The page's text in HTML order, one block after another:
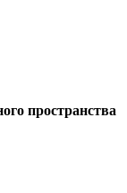
пространства